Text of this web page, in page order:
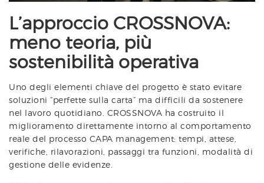
L’approccio CROSSNOVA:
meno teoria, più
sostenibilità operativa
Uno degli elementi chiave del progetto è stato evitare
soluzioni “perfette sulla carta” ma difficili da sostenere
nel lavoro quotidiano. CROSSNOVA ha costruito il
miglioramento direttamente intorno al comportamento
reale del processo CAPA management: tempi, attese,
verifiche, rilavorazioni, passaggi tra funzioni, modalità di
gestione delle evidenze.